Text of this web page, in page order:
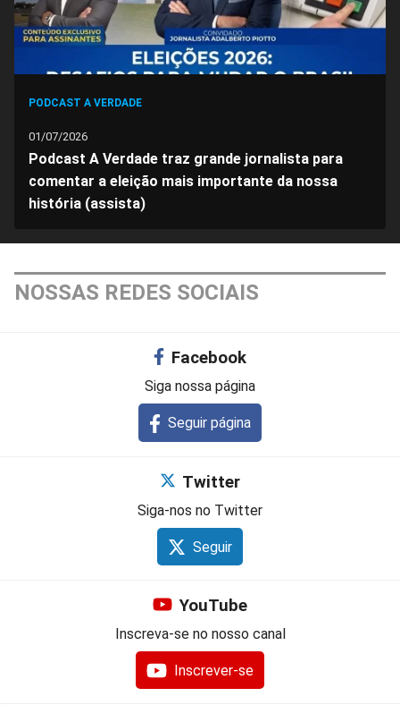
PODCAST A VERDADE
01/07/2026
Podcast A Verdade traz grande jornalista para
comentar a eleição mais importante da nossa
história (assista)
NOSSAS REDES SOCIAIS
Facebook
Siga nossa página
Seguir página
Twitter
Siga-nos no Twitter
Seguir
YouTube
Inscreva-se no nosso canal
Inscrever-se